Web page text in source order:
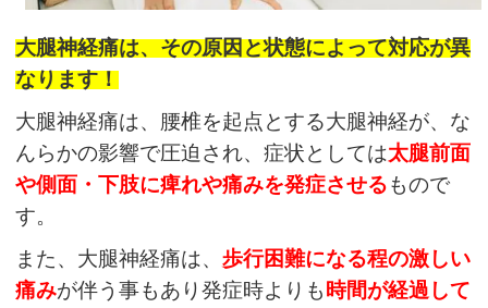
大腿神経痛は、その原因と状態によって対応が異
なります！
大腿神経痛は、腰椎を起点とする大腿神経が、な
んらかの影響で圧迫され、症状としては太腿前面
や側面・下肢に痺れや痛みを発症させるもので
す。
また、大腿神経痛は、歩行困難になる程の激しい
痛みが伴う事もあり発症時よりも 時間が経過して